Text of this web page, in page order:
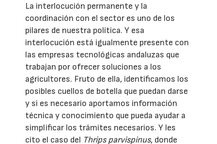
La interlocución permanente y la
coordinación con el sector es uno de los
pilares de nuestra política. Y esa
interlocución está igualmente presente con
las empresas tecnológicas andaluzas que
trabajan por ofrecer soluciones a los
agricultores. Fruto de ella, identificamos los
posibles cuellos de botella que puedan darse
y si es necesario aportamos información
técnica y conocimiento que pueda ayudar a
simplificar los trámites necesarios. Y les
cito el caso del Thrips parvispinus, donde